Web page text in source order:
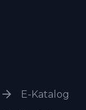
E-Katalog